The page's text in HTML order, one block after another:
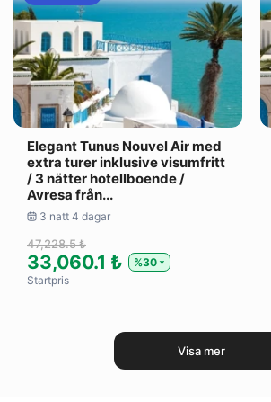
Elegant Tunus Nouvel Air med
extra turer inklusive visumfritt
/ 3 nätter hotellboende /
Avresa från...
3 natt 4 dagar
47,228.5 ₺
33,060.1 ₺
%30
Startpris
Visa mer